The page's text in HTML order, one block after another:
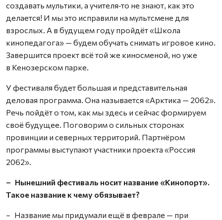
создавать мультики, а учителя‑то не знают, как это
делается! И мы это исправили на мультсмене для
взрослых. А в будущем году пройдёт «Школа
кинопедагога» — будем обучать снимать игровое кино.
Завершится проект всё той же киносменой, но уже
в Кенозерском парке.
У фестиваля будет большая и представительная
деловая программа. Она называется «Арктика — 2062».
Речь пойдёт о том, как мы здесь и сейчас формируем
своё будущее. Поговорим о сильных сторонах
провинции и северных территорий. Партнёром
программы выступают участники проекта «Россия
2062».
– Нынешний фестиваль носит название «Кинопорт».
Такое название к чему обязывает?
– Название мы придумали ещё в феврале — при